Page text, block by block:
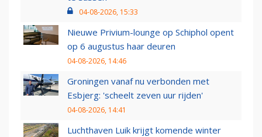
04-08-2026, 15:33
Nieuwe Privium-lounge op Schiphol opent
op 6 augustus haar deuren
04-08-2026, 14:46
Groningen vanaf nu verbonden met
Esbjerg: 'scheelt zeven uur rijden'
04-08-2026, 14:41
Luchthaven Luik krijgt komende winter